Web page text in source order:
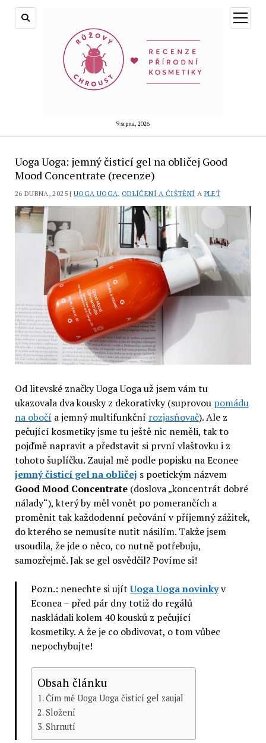
9 srpna, 2026
otevřít
menu
Uoga Uoga: jemný čisticí gel na obličej Good
Mood Concentrate (recenze)
26 DUBNA, 2025 |UOGA UOGA, ODLÍČENÍ A ČIŠTĚNÍ A PLEŤ
Od litevské značky Uoga Uoga už jsem vám tu
ukazovala dva kousky z dekorativky (suprovou pomádu
na obočí a jemný multifunkční rozjasňovač). Ale z
pečující kosmetiky jsme tu ještě nic neměli, tak to
pojďmě napravit a představit si první vlaštovku i z
tohoto šuplíčku. Zaujal mě podle popisku na Econee
jemný čisticí gel na obličej s poetickým názvem
Good Mood Concentrate(doslova „koncentrát dobré
nálady“), který by měl vonět po pomerančích a
proměnit tak každodenní pečování v příjemný zážitek,
do kterého se nemusíte nutit násilím. Takže jsem
usoudila, že jde o něco, co nutně potřebuju,
samozřejmě. Jak se gel osvědčil? Povíme si!
Pozn.: nenechte si ujítUoga Uoga novinkyv
Econea – před pár dny totiž do regálů
naskládali kolem 40 kousků z pečující
kosmetiky. A že je co obdivovat, o tom vůbec
nepochybujte!
Obsah článku
Čím mě Uoga Uoga čisticí gel zaujal
Složení
Shrnutí